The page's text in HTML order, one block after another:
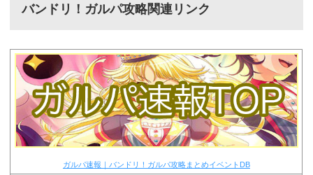
バンドリ！ガルパ攻略関連リンク
ガルパ速報｜バンドリ！ガルパ攻略まとめイベントDB